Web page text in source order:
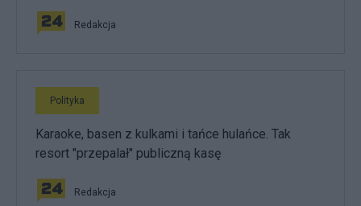
Redakcja
Polityka
Karaoke, basen z kulkami i tańce hulańce. Tak
resort "przepalał" publiczną kasę
Redakcja